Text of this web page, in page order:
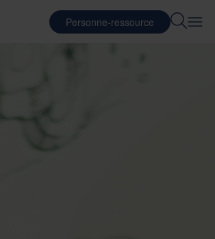
Personne-ressource